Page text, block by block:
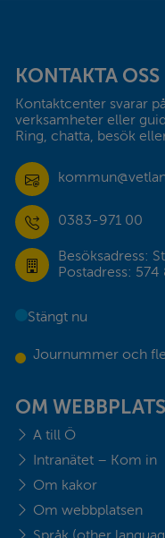
KONTAKTA OSS
Kontaktcenter svarar
verksamheter eller
Ring, chatta, besök
0383-971 00
Besöksadress:
Postadress: 574
Stängt nu
Journummer och
OM
A till Ö
Intranätet – Kom in
Om kakor
Om webbplatsen